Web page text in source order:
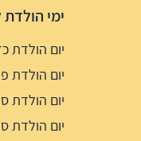
ימי
יום הולדת
יום הולדת
יום הולדת
יום הולדת